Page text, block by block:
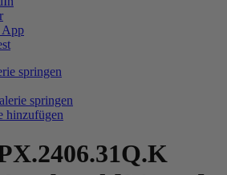
springen
springen
hinzufügen